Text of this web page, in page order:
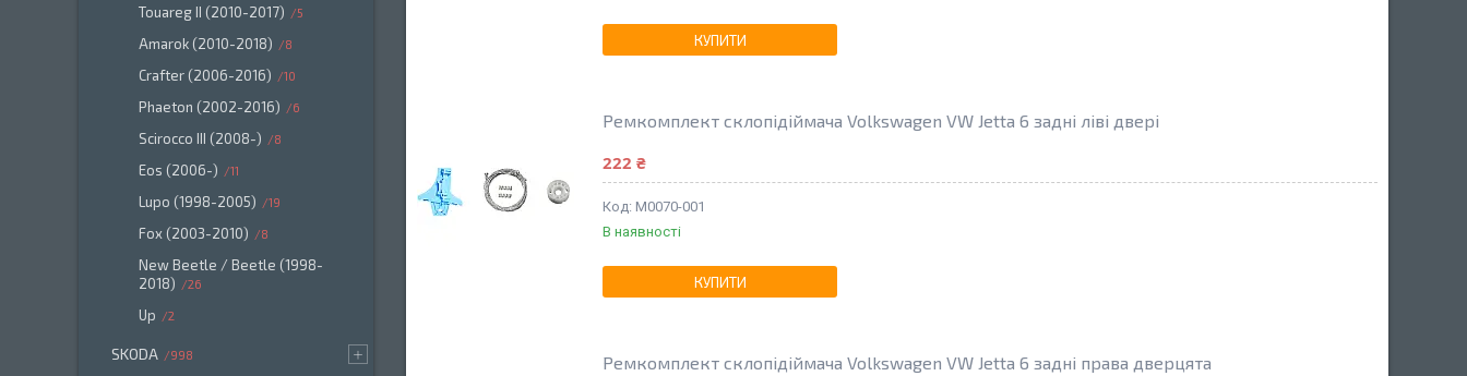
КУПИТИ
Ремкомплект склопідіймача Volkswagen VW Jetta 6 задні ліві двері
222 ₴
M0070-001
В наявності
КУПИТИ
Ремкомплект склопідіймача Volkswagen VW Jetta 6 задні права дверцята
Touareg II (2010-2017) 5
Amarok (2010-2018) 8
Crafter (2006-2016) 10
Phaeton (2002-2016) 6
Scirocco III (2008-) 8
Eos (2006-) 11
Lupo (1998-2005) 19
Fox (2003-2010) 8
New Beetle / Beetle (1998-
2018)
26
Up 2
SKODA 998